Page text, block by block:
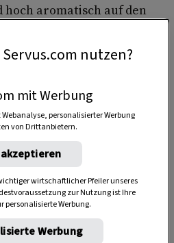
hoch aromatisch auf den
nutzen?
mit Werbung
personalisierter Werbung
von Drittanbietern.
wirtschaftlicher Pfeiler unseres
zur Nutzung ist Ihre
personalisierte Werbung.
Werbung